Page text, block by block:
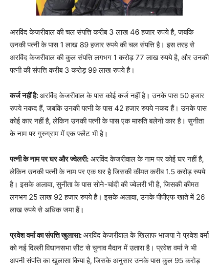
अरविंद केजरीवाल की चल संपत्ति करीब 3 लाख 46 हजार रुपये है, जबकि
उनकी पत्नी के पास 1 लाख 89 हजार रुपये की चल संपत्ति है। इस तरह से
अरविंद केजरीवाल की कुल संपत्ति लगभग 1 करोड़ 77 लाख रुपये है, और उनकी
पत्नी की संपत्ति करीब 3 करोड़ 99 लाख रुपये है।
कर्ज नहीं है:अरविंद केजरीवाल के पास कोई कर्ज नहीं है। उनके पास 50 हजार
रुपये नकद हैं, जबकि उनकी पत्नी के पास 42 हजार रुपये नकद हैं। उनके पास
कोई कार नहीं है, लेकिन उनकी पत्नी के पास एक मारुति बलेनो कार है। सुनीता
के नाम पर गुरुग्राम में एक फ्लैट भी है।
पत्नी के नाम पर घर और ज्वेलरी: अरविंद केजरीवाल के नाम पर कोई घर नहीं है,
लेकिन उनकी पत्नी के नाम पर एक घर है जिसकी कीमत करीब 1.5 करोड़ रुपये
है। इसके अलावा, सुनीता के पास सोने-चांदी की ज्वेलरी भी है, जिसकी कीमत
लगभग 25 लाख 92 हजार रुपये है। इसके अलावा, उनके पीपीएफ खाते में 26
लाख रुपये से अधिक जमा हैं।
प्रवेश वर्मा का संपत्ति खुलासा:अरविंद केजरीवाल के खिलाफ भाजपा ने प्रवेश वर्मा
को नई दिल्ली विधानसभा सीट से चुनाव मैदान में उतारा है। प्रवेश वर्मा ने भी
अपनी संपत्ति का खुलासा किया है, जिसके अनुसार उनके पास कुल 95 करोड़